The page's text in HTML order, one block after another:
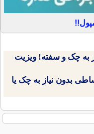
به چک و سفته! ویزیت
بدون نیاز به چک یا